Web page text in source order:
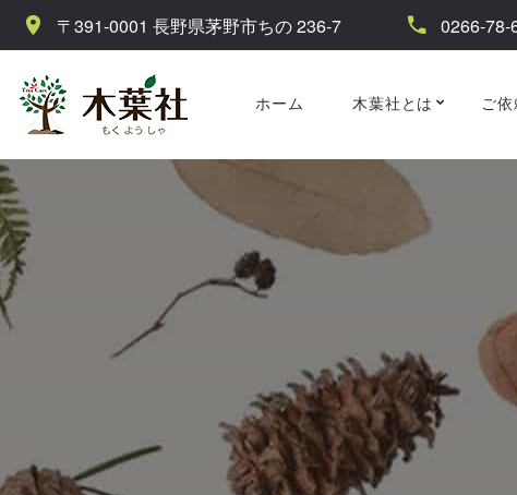
〒391-0001 長野県茅野市ちの 236-7 0266-78-
ホーム 木葉社とは ご